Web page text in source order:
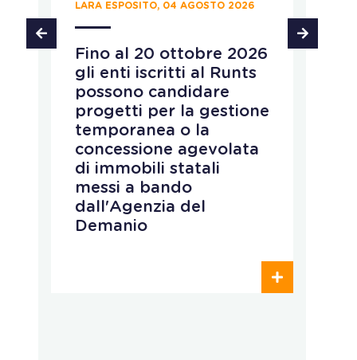
LARA ESPOSITO, 04 AGOSTO 2026
Fino al 20 ottobre 2026
gli enti iscritti al Runts
possono candidare
progetti per la gestione
temporanea o la
concessione agevolata
di immobili statali
messi a bando
dall'Agenzia del
Demanio